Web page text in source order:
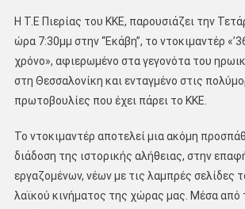
Η Τ.Ε Πιερίας του ΚΚΕ, παρουσιάζει την
ώρα 7:30μμ στην “Εκάβη”, το ντοκιμαντέρ
χρόνο», αφιερωμένο στα γεγονότα του
στη Θεσσαλονίκη και ενταγμένο στις
πρωτοβουλίες που έχει πάρει το ΚΚΕ.
Το ντοκιμαντέρ αποτελεί μια ακόμη
διάδοση της ιστορικής αλήθειας, στην
εργαζομένων, νέων με τις λαμπρές σελίδες
λαϊκού κινήματος της χώρας μας. Μέσα από